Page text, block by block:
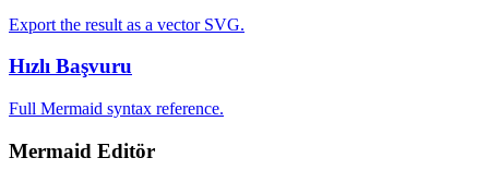
Export the result as a vector SVG.
Hızlı Başvuru
Full Mermaid syntax reference.
Mermaid Editör